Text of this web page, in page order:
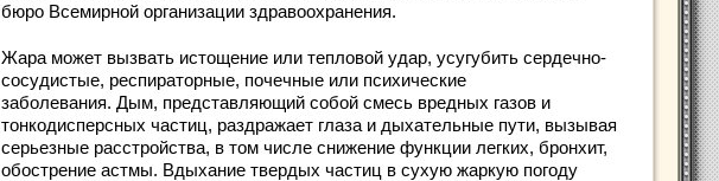
бюро Всемирной организации здравоохранения.
Жара может вызвать истощение или тепловой удар, усугубить сердечно-
сосудистые, респираторные, почечные или психические
заболевания. Дым, представляющий собой смесь вредных газов и
тонкодисперсных частиц, раздражает глаза и дыхательные пути, вызывая
серьезные расстройства, в том числе снижение функции легких, бронхит,
обострение астмы. Вдыхание твердых частиц в сухую жаркую погоду